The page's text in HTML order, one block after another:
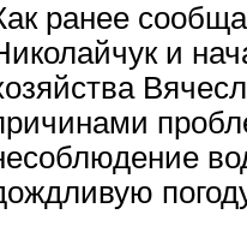
ранее
и